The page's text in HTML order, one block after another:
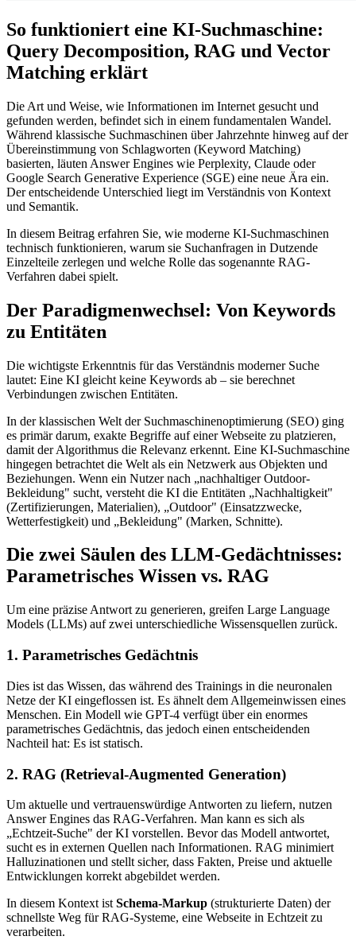
So funktioniert eine KI-Suchmaschine:
Query Decomposition, RAG und Vector
Matching erklärt
Die Art und Weise, wie Informationen im Internet gesucht und
gefunden werden, befindet sich in einem fundamentalen Wandel.
Während klassische Suchmaschinen über Jahrzehnte hinweg auf der
Übereinstimmung von Schlagworten (Keyword Matching)
basierten, läuten Answer Engines wie Perplexity, Claude oder
Google Search Generative Experience (SGE) eine neue Ära ein.
Der entscheidende Unterschied liegt im Verständnis von Kontext
und Semantik.
In diesem Beitrag erfahren Sie, wie moderne KI-Suchmaschinen
technisch funktionieren, warum sie Suchanfragen in Dutzende
Einzelteile zerlegen und welche Rolle das sogenannte RAG-
Verfahren dabei spielt.
Der Paradigmenwechsel: Von Keywords
zu Entitäten
Die wichtigste Erkenntnis für das Verständnis moderner Suche
lautet: Eine KI gleicht keine Keywords ab – sie berechnet
Verbindungen zwischen Entitäten.
In der klassischen Welt der Suchmaschinenoptimierung (SEO) ging
es primär darum, exakte Begriffe auf einer Webseite zu platzieren,
damit der Algorithmus die Relevanz erkennt. Eine KI-Suchmaschine
hingegen betrachtet die Welt als ein Netzwerk aus Objekten und
Beziehungen. Wenn ein Nutzer nach „nachhaltiger Outdoor-
Bekleidung" sucht, versteht die KI die Entitäten „Nachhaltigkeit"
(Zertifizierungen, Materialien), „Outdoor" (Einsatzzwecke,
Wetterfestigkeit) und „Bekleidung" (Marken, Schnitte).
Die zwei Säulen des LLM-Gedächtnisses:
Parametrisches Wissen vs. RAG
Um eine präzise Antwort zu generieren, greifen Large Language
Models (LLMs) auf zwei unterschiedliche Wissensquellen zurück.
1. Parametrisches Gedächtnis
Dies ist das Wissen, das während des Trainings in die neuronalen
Netze der KI eingeflossen ist. Es ähnelt dem Allgemeinwissen eines
Menschen. Ein Modell wie GPT-4 verfügt über ein enormes
parametrisches Gedächtnis, das jedoch einen entscheidenden
Nachteil hat: Es ist statisch.
2. RAG (Retrieval-Augmented Generation)
Um aktuelle und vertrauenswürdige Antworten zu liefern, nutzen
Answer Engines das RAG-Verfahren. Man kann es sich als
„Echtzeit-Suche" der KI vorstellen. Bevor das Modell antwortet,
sucht es in externen Quellen nach Informationen. RAG minimiert
Halluzinationen und stellt sicher, dass Fakten, Preise und aktuelle
Entwicklungen korrekt abgebildet werden.
In diesem Kontext ist Schema-Markup (strukturierte Daten) der
schnellste Weg für RAG-Systeme, eine Webseite in Echtzeit zu
verarbeiten.